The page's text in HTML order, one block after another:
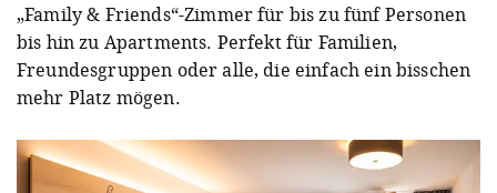
„Family & Friends“-Zimmer für bis zu fünf Personen
bis hin zu Apartments. Perfekt für Familien,
Freundesgruppen oder alle, die einfach ein bisschen
mehr Platz mögen.